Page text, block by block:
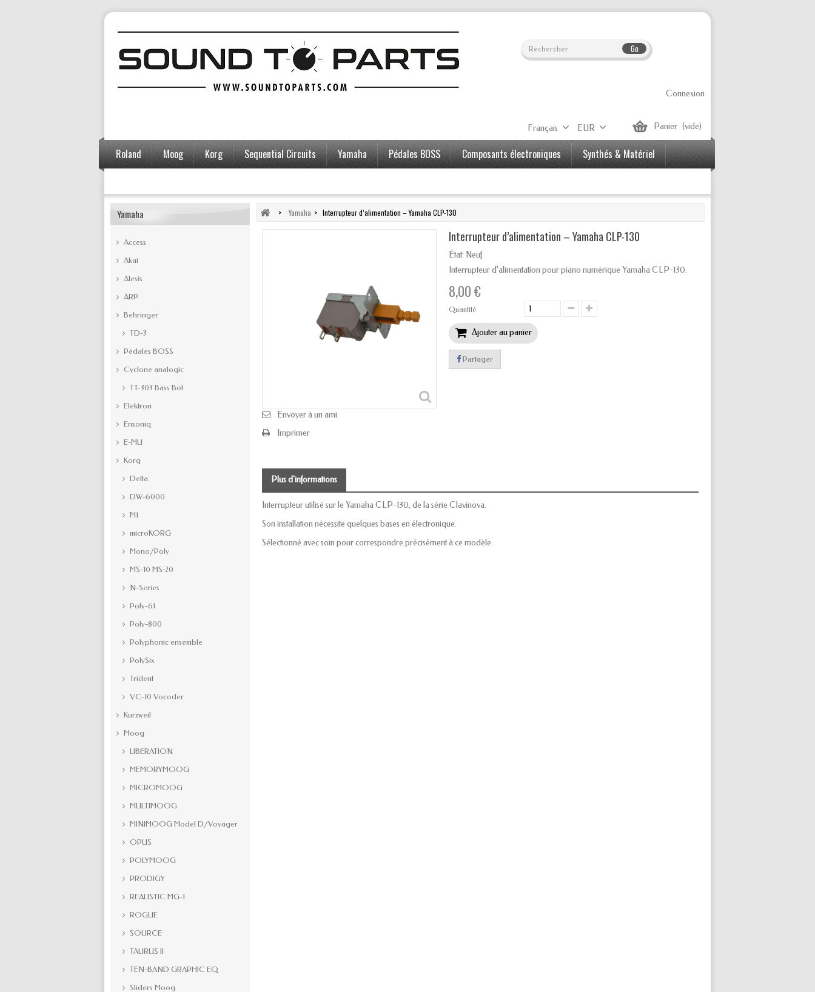
Go
Connexion
Panier (vide)
EUR
Français
Roland Moog Korg Sequential Circuits Yamaha Pédales BOSS Composants électroniques
Synthés & Matériel
Yamaha
Access
Akai
Alesis
ARP
Behringer
TD-3
Pédales BOSS
Cyclone analogic
TT-303 Bass Bot
Elektron
Ensoniq
E-MU
Korg
Delta
DW-6000
M1
microKORG
Mono/Poly
MS-10 MS-20
N-Series
Poly-61
Poly-800
Polyphonic ensemble
PolySix
Trident
VC-10 Vocoder
Kurzweil
Moog
LIBERATION
MEMORYMOOG
MICROMOOG
MULTIMOOG
MINIMOOG Model D/Voyager
OPUS
POLYMOOG
PRODIGY
REALISTIC MG-1
ROGUE
SOURCE
TAURUS II
TEN-BAND GRAPHIC EQ
Sliders Moog
> Yamaha > Interrupteur d’alimentation – Yamaha CLP-130
Envoyer à un ami
Imprimer
Interrupteur d’alimentation – Yamaha CLP-130
État: Neuf
Interrupteur d’alimentation pour piano numérique Yamaha CLP-130.
8,00 €
Quantité
Ajouter au panier
Partager
Plus d'informations
Interrupteur utilisé sur le Yamaha CLP-130, de la série Clavinova.
Son installation nécessite quelques bases en électronique.
Sélectionné avec soin pour correspondre précisément à ce modèle.